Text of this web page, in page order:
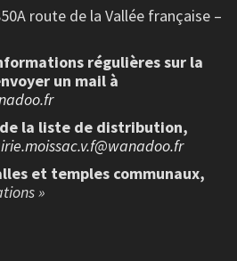
route de la Vallée française –
régulières sur la
un mail à
la liste de distribution,
et temples communaux,
»